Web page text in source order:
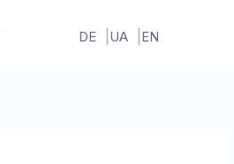
DE UA EN